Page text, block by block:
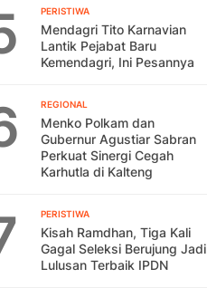
PERISTIWA
Mendagri Tito Karnavian
Lantik Pejabat Baru
Kemendagri, Ini Pesannya
REGIONAL
Menko Polkam dan
Gubernur Agustiar Sabran
Perkuat Sinergi Cegah
Karhutla di Kalteng
PERISTIWA
Kisah Ramdhan, Tiga Kali
Gagal Seleksi Berujung Jadi
Lulusan Terbaik IPDN